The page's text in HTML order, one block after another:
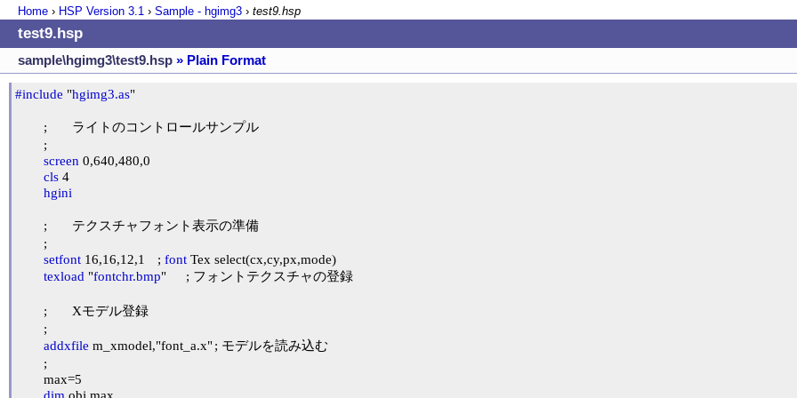
Home › HSP Version 3.1 › Sample - hgimg3 › test9.hsp
test9.hsp
sample\hgimg3\test9.hsp » Plain Format
#include "hgimg3.as"
screen 0,640,480,0
cls 4
hgini
setfont
16,16,12,1	; font Tex select(cx,cy,px,mode)
texload "fontchr.bmp"	; フォントテクスチャの登録
addxfile m_xmodel,"font_a.x"	; モデルを読み込む
dim obj,max